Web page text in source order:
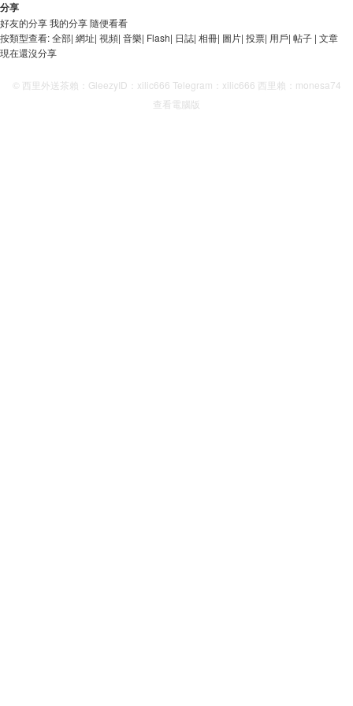
分享
好友的分享我的分享隨便看看
按類型查看:全部| 網址| 視頻| 音樂| Flash| 日誌| 相冊| 圖片| 投票| 用戶| 帖子 | 文章
現在還沒分享
© 西里外送茶賴：GleezyID：xilic666 Telegram：xilic666 西里賴：monesa74
查看電腦版